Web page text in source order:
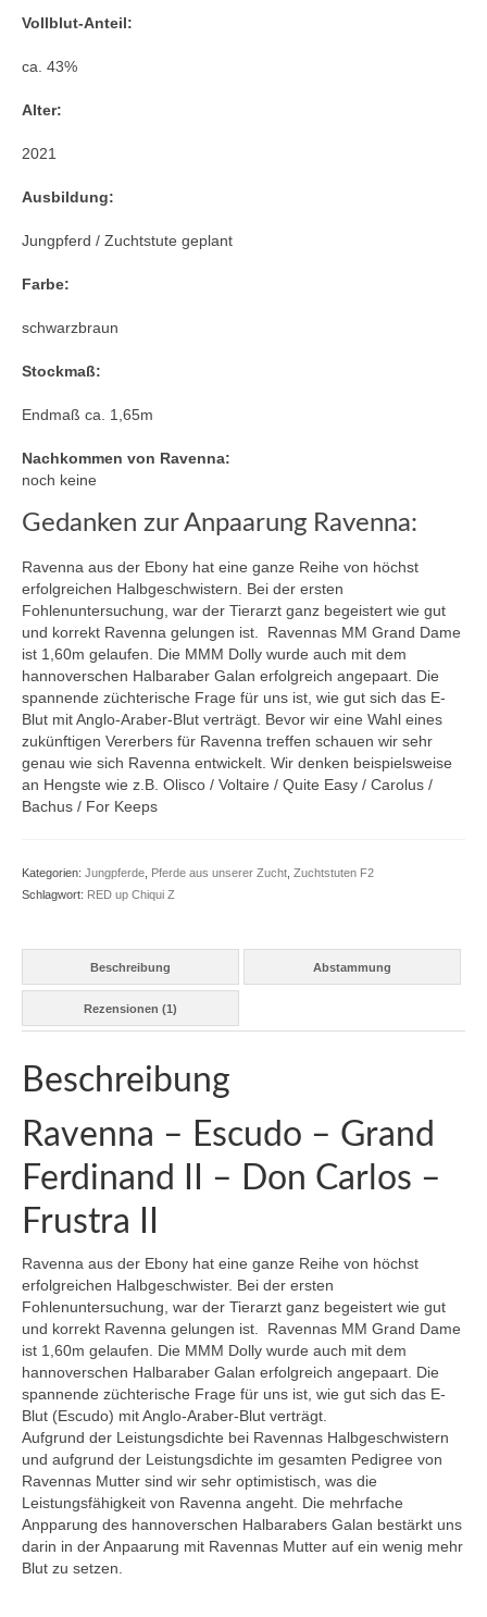
Ramzes AA – Rittersporn – Shagya X-3 –
Quatar de Plape AA
Zeus – Arlequin AA – Matador AA –
Xylene AA
Ohio van de Padenborre
Landknecht Ar
Zuchtstuten F2
Blue Bay Bee – Cornado NRW – Askar AA
Cimbalou – Cassini II – Bachus – Tumbled
xx – Roman
Phany de Sperleka – Quito de Baussy –
Henaud AA – Dionysos II AA
Santa Fee – Ovelhey – Semper Fi – Chacco-
Blue – Stakkato – Poisson
Blue – Stakkato
Lantaan
Ravenna – RED up Chiqui Z – Escudo –
Grand Ferdinand II – Don Carlos
II – Grannus – Argentinus
Ragna – Rohan – Concetto Famos – Lancer
II – Grannus – Argentinus
Zuchtstuten
Cora – Caretano – Caletto I – Lantaan
Issilda – I’m Special de Muze – Escudo –
Grand Ferdinand II – Don Carlos – Frustra II
Lamia – Lycon – Condelaro – Bream –
Grandeur
Arween – Asti’s Amsterdam – El Bundy –
Imperator
Coco – Concetto Famos – Lancer II –
Grannus – Argentinus
Eowyn – El Bundy – Imperator – Gralsritter
Vollblut-Anteil:
ca. 43%
Alter:
2021
Ausbildung:
Jungpferd / Zuchtstute geplant
Farbe:
schwarzbraun
Stockmaß:
Endmaß ca. 1,65m
Nachkommen von Ravenna:
noch keine
Gedanken zur Anpaarung Ravenna:
Ravenna aus der Ebony hat eine ganze Reihe von höchst
erfolgreichen Halbgeschwistern. Bei der ersten
Fohlenuntersuchung, war der Tierarzt ganz begeistert wie gut
und korrekt Ravenna gelungen ist. Ravennas MM Grand Dame
ist 1,60m gelaufen. Die MMM Dolly wurde auch mit dem
hannoverschen Halbaraber Galan erfolgreich angepaart. Die
spannende züchterische Frage für uns ist, wie gut sich das E-
Blut mit Anglo-Araber-Blut verträgt. Bevor wir eine Wahl eines
zukünftigen Vererbers für Ravenna treffen schauen wir sehr
genau wie sich Ravenna entwickelt. Wir denken beispielsweise
an Hengste wie z.B. Olisco / Voltaire / Quite Easy / Carolus /
Bachus / For Keeps
Kategorien: Jungpferde Pferde aus unserer Zucht Zuchtstuten F2
Schlagwort: RED up Chiqui Z
Beschreibung Abstammung
Rezensionen (1)
Beschreibung
Ravenna – Escudo – Grand
Ferdinand II – Don Carlos –
Frustra II
Ravenna aus der Ebony hat eine ganze Reihe von höchst
erfolgreichen Halbgeschwister. Bei der ersten
Fohlenuntersuchung, war der Tierarzt ganz begeistert wie gut
und korrekt Ravenna gelungen ist. Ravennas MM Grand Dame
ist 1,60m gelaufen. Die MMM Dolly wurde auch mit dem
hannoverschen Halbaraber Galan erfolgreich angepaart. Die
spannende züchterische Frage für uns ist, wie gut sich das E-
Blut (Escudo) mit Anglo-Araber-Blut verträgt.
Aufgrund der Leistungsdichte bei Ravennas Halbgeschwistern
und aufgrund der Leistungsdichte im gesamten Pedigree von
Ravennas Mutter sind wir sehr optimistisch, was die
Leistungsfähigkeit von Ravenna angeht. Die mehrfache
Anpparung des hannoverschen Halbarabers Galan bestärkt uns
darin in der Anpaarung mit Ravennas Mutter auf ein wenig mehr
Blut zu setzen.